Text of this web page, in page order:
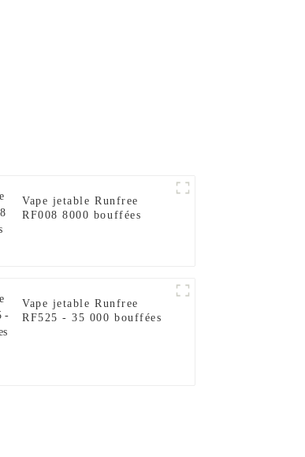
Vape jetable Runfree
RF008 8000 bouffées
Vape jetable Runfree
RF525 - 35 000 bouffées